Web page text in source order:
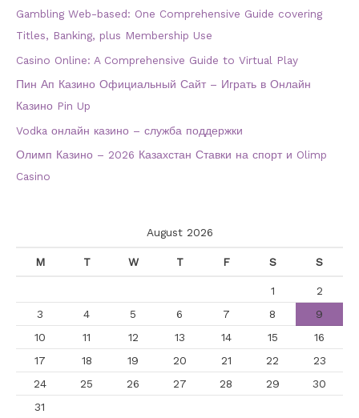
Gambling Web-based: One Comprehensive Guide covering
Titles, Banking, plus Membership Use
Casino Online: A Comprehensive Guide to Virtual Play
Пин Ап Казино Официальный Сайт – Играть в Онлайн
Казино Pin Up
Vodka онлайн казино – служба поддержки
Олимп Казино – 2026 Казахстан Ставки на спорт и Olimp
Casino
August 2026
M T W T F S S
1
2
3
4 5 6 7 8
9
10
11 12 13 14 15
16
17
18 19 20 21 22
23
24
25 26 27 28 29
30
31